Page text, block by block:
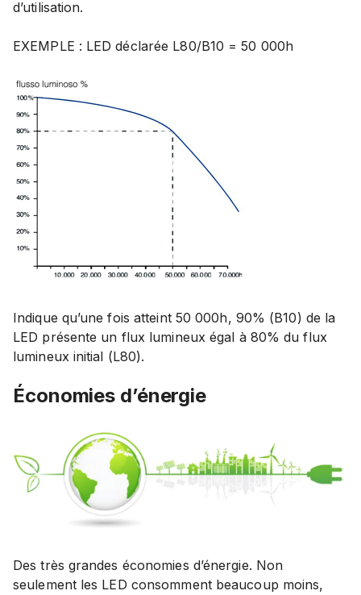
d’utilisation.
EXEMPLE : LED déclarée L80/B10 = 50 000h
Indique qu’une fois atteint 50 000h, 90% (B10) de la
LED présente un flux lumineux égal à 80% du flux
lumineux initial (L80).
Économies d’énergie
Des très grandes économies d’énergie. Non
seulement les LED consomment beaucoup moins,